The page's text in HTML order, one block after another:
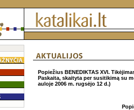
Popiežius BENEDIKTAS XVI.
Paskaita, skaityta per susitikimą su
auloje 2006 m. rugsėjo 12 d.)